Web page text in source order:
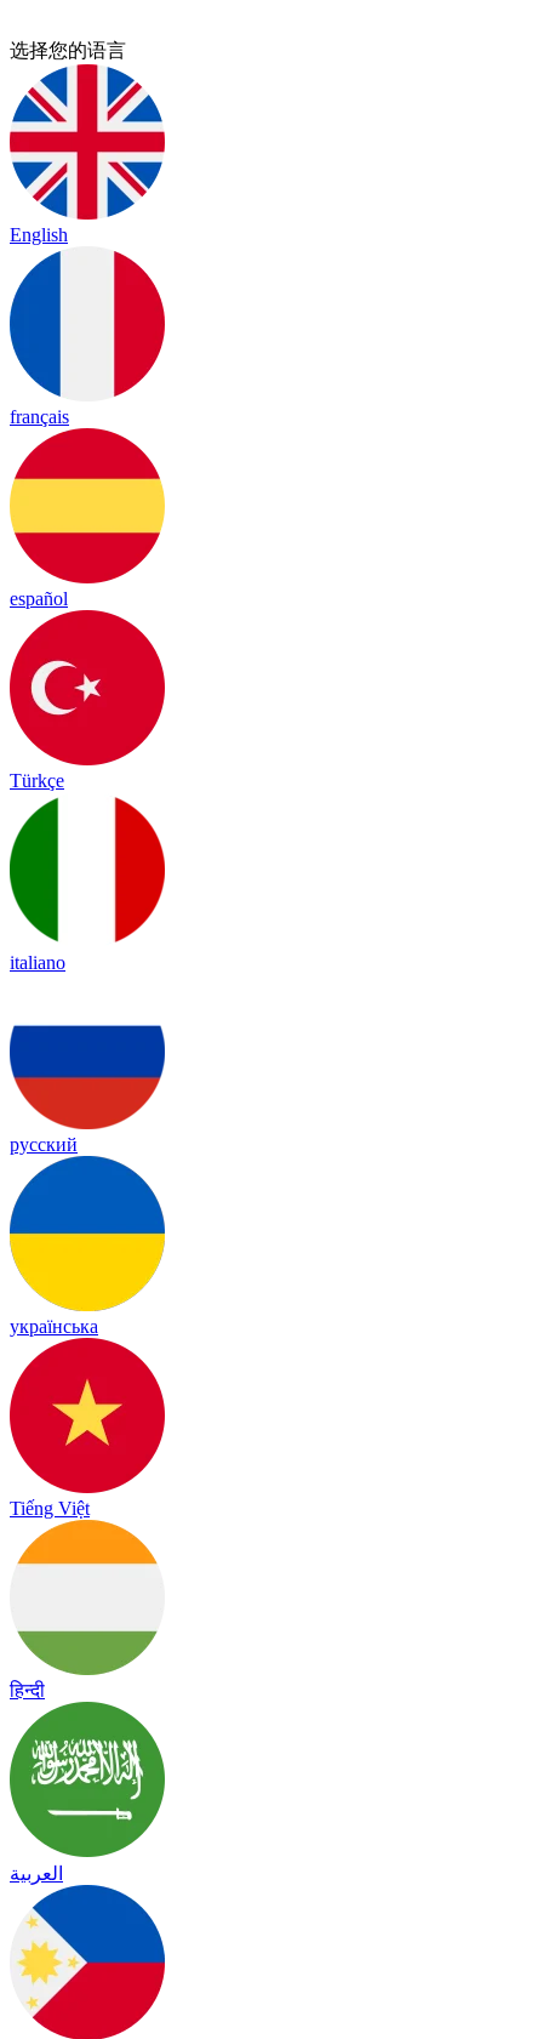
选择您的语言
English
français
español
Türkçe
italiano
русский
українська
Tiếng Việt
हिन्दी
العربية